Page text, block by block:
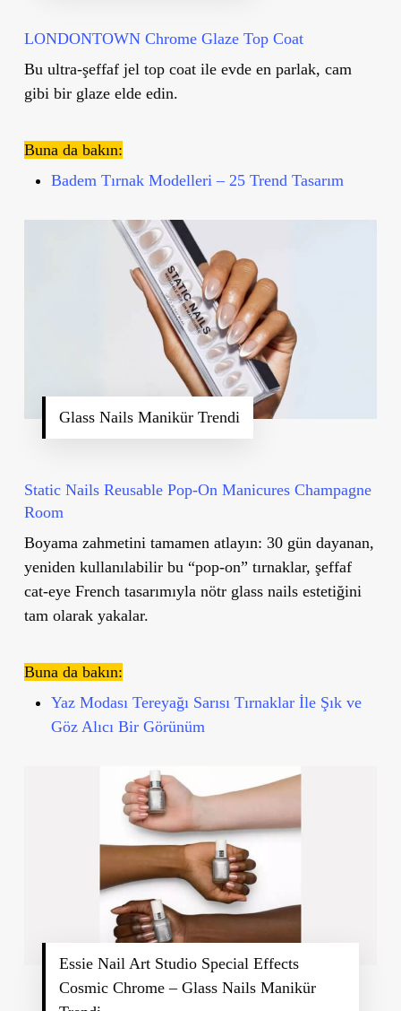
LONDONTOWN Chrome Glaze Top Coat
Bu ultra-şeffaf jel top coat ile evde en parlak, cam
gibi bir glaze elde edin.
Buna da bakın:
Badem Tırnak Modelleri – 25 Trend Tasarım
Glass Nails Manikür Trendi
Static Nails Reusable Pop-On Manicures Champagne
Room
Boyama zahmetini tamamen atlayın: 30 gün dayanan,
yeniden kullanılabilir bu “pop-on” tırnaklar, şeffaf
cat-eye French tasarımıyla nötr glass nails estetiğini
tam olarak yakalar.
Buna da bakın:
Yaz Modası Tereyağı Sarısı Tırnaklar İle Şık ve
Göz Alıcı Bir Görünüm
Essie Nail Art Studio Special Effects
Cosmic Chrome – Glass Nails Manikür